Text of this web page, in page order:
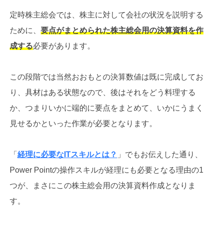
定時株主総会では、株主に対して会社の状況を説明する
ために、 要点がまとめられた株主総会用の決算資料を作
成する必要があります。
この段階では当然おおもとの決算数値は既に完成してお
り、具材はある状態なので、後はそれをどう料理する
か、つまりいかに端的に要点をまとめて、いかにうまく
見せるかといった作業が必要となります。
「 経理に必要なITスキルとは？ 」でもお伝えした通り、
Power Pointの操作スキルが経理にも必要となる理由の1
つが、まさにこの株主総会用の決算資料作成となりま
す。